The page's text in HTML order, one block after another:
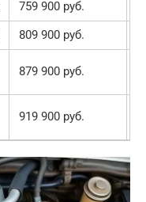
759 900 руб.
809 900 руб.
879 900 руб.
919 900 руб.